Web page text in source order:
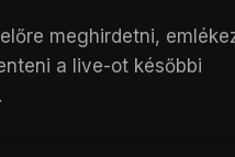
meghirdetni,
a live-ot későbbi